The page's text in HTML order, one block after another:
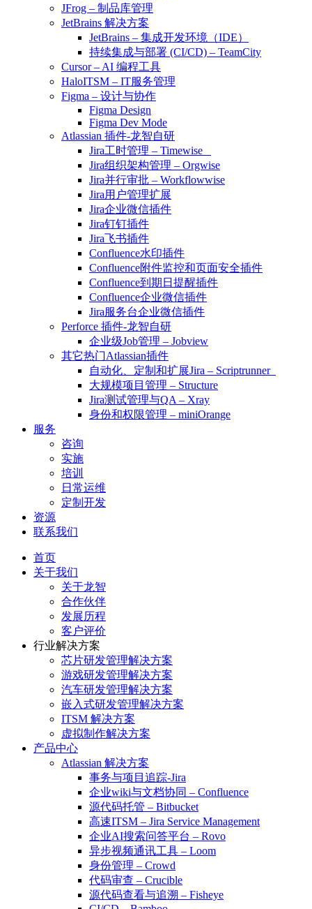
JFrog – 制品库管理
JetBrains 解决方案
JetBrains – 集成开发环境（IDE）
持续集成与部署 (CI/CD) – TeamCity
Cursor – AI 编程工具
HaloITSM – IT服务管理
Figma – 设计与协作
Figma Design
Figma Dev Mode
Atlassian 插件-龙智自研
Jira工时管理 – Timewise
Jira组织架构管理 – Orgwise
Jira并行审批 – Workflowwise
Jira用户管理扩展
Jira企业微信插件
Jira钉钉插件
Jira飞书插件
Confluence水印插件
Confluence附件监控和页面安全插件
Confluence到期日提醒插件
Confluence企业微信插件
Jira服务台企业微信插件
Perforce 插件-龙智自研
企业级Job管理 – Jobview
其它热门Atlassian插件
自动化、定制和扩展Jira – Scriptrunner
大规模项目管理 – Structure
Jira测试管理与QA – Xray
身份和权限管理 – miniOrange
服务
咨询
实施
培训
日常运维
定制开发
资源
联系我们
首页
关于我们
关于龙智
合作伙伴
发展历程
客户评价
行业解决方案
芯片研发管理解决方案
游戏研发管理解决方案
汽车研发管理解决方案
嵌入式研发管理解决方案
ITSM 解决方案
虚拟制作解决方案
产品中心
Atlassian 解决方案
事务与项目追踪-Jira
企业wiki与文档协同 – Confluence
源代码托管 – Bitbucket
高速ITSM – Jira Service Management
企业AI搜索问答平台 – Rovo
异步视频通讯工具 – Loom
身份管理 – Crowd
代码审查 – Crucible
源代码查看与追溯 – Fisheye